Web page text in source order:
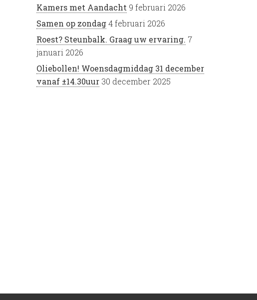
Kamers met Aandacht 9 februari 2026
Samen op zondag4 februari 2026
Roest? Steunbalk. Graag uw ervaring. 7
januari 2026
Oliebollen! Woensdagmiddag 31 december
vanaf ±14.30uur 30 december 2025